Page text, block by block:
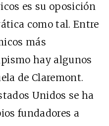
es su oposición
como tal. Entre
más
hay algunos
de Claremont.
Unidos se ha
fundadores a